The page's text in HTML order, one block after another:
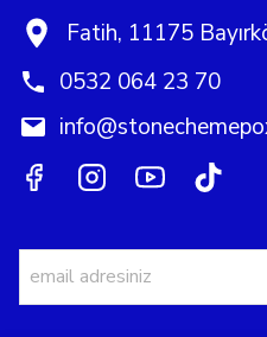
Fatih, 11175
0532 064 23 70